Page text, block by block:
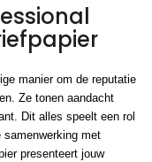
manier om de reputatie
Ze tonen aandacht
Dit alles speelt een rol
samenwerking met
presenteert jouw